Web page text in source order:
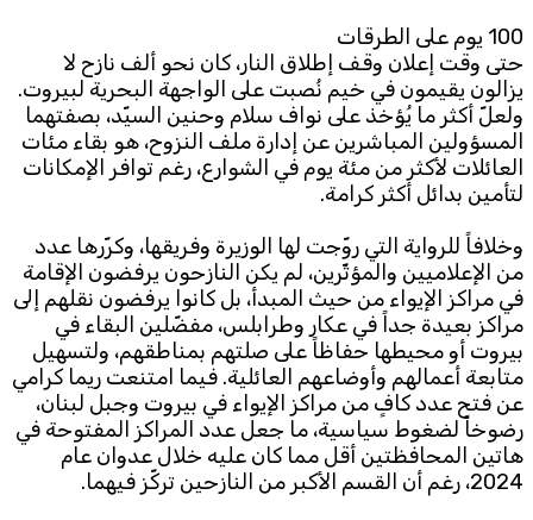
100 يوم على الطرقات
حتى وقت إعلان وقف إطلاق النار، كان نحو ألف نازح لا
يزالون يقيمون في خيم نُصبت على الواجهة البحرية لبيروت.
ولعلّ أكثر ما يُؤخذ على نواف سلام وحنين السيّد، بصفتهما
المسؤولين المباشرين عن إدارة ملف النزوح، هو بقاء مئات
العائلات لأكثر من مئة يوم في الشوارع، رغم توافر الإمكانات
لتأمين بدائل أكثر كرامة.
وخلافاً للرواية التي روّجت لها الوزيرة وفريقها، وكرّرها عدد
من الإعلاميين والمؤثّرين، لم يكن النازحون يرفضون الإقامة
في مراكز الإيواء من حيث المبدأ، بل كانوا يرفضون نقلهم إلى
مراكز بعيدة جداً في عكار وطرابلس، مفضّلين البقاء في
بيروت أو محيطها حفاظاً على صلتهم بمناطقهم، ولتسهيل
متابعة أعمالهم وأوضاعهم العائلية. فيما امتنعت ريما كرامي
عن فتح عدد كافٍ من مراكز الإيواء في بيروت وجبل لبنان،
رضوخاً لضغوط سياسية، ما جعل عدد المراكز المفتوحة في
هاتين المحافظتين أقل مما كان عليه خلال عدوان عام
2024، رغم أن القسم الأكبر من النازحين تركّز فيهما.